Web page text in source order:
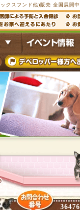
クスフンド他)販売 全国展開